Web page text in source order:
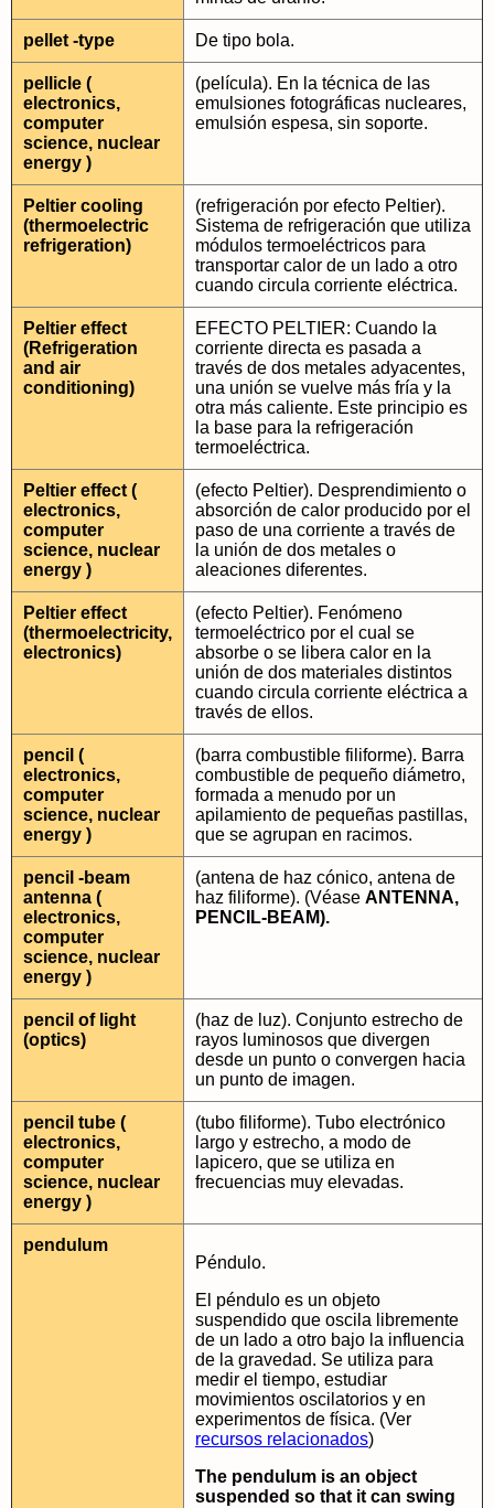
pellet -type De tipo bola.
pellicle (
electronics,
computer
science, nuclear
energy )
(película). En la técnica de las
emulsiones fotográficas nucleares,
emulsión espesa, sin soporte.
Peltier cooling
(thermoelectric
refrigeration)
(refrigeración por efecto Peltier).
Sistema de refrigeración que utiliza
módulos termoeléctricos para
transportar calor de un lado a otro
cuando circula corriente eléctrica.
Peltier effect
(Refrigeration
and air
conditioning)
EFECTO PELTIER: Cuando la
corriente directa es pasada a
través de dos metales adyacentes,
una unión se vuelve más fría y la
otra más caliente. Este principio es
la base para la refrigeración
termoeléctrica.
Peltier effect (
electronics,
computer
science, nuclear
energy )
(efecto Peltier). Desprendimiento o
absorción de calor producido por el
paso de una corriente a través de
la unión de dos metales o
aleaciones diferentes.
Peltier effect
(thermoelectricity,
electronics)
(efecto Peltier). Fenómeno
termoeléctrico por el cual se
absorbe o se libera calor en la
unión de dos materiales distintos
cuando circula corriente eléctrica a
través de ellos.
pencil (
electronics,
computer
science, nuclear
energy )
(barra combustible filiforme). Barra
combustible de pequeño diámetro,
formada a menudo por un
apilamiento de pequeñas pastillas,
que se agrupan en racimos.
pencil -beam
antenna (
electronics,
computer
science, nuclear
energy )
(antena de haz cónico, antena de
haz filiforme). (Véase ANTENNA,
PENCIL-BEAM).
pencil of light
(optics)
(haz de luz). Conjunto estrecho de
rayos luminosos que divergen
desde un punto o convergen hacia
un punto de imagen.
pencil tube (
electronics,
computer
science, nuclear
energy )
(tubo filiforme). Tubo electrónico
largo y estrecho, a modo de
lapicero, que se utiliza en
frecuencias muy elevadas.
pendulum
Péndulo.
El péndulo es un objeto
suspendido que oscila libremente
de un lado a otro bajo la influencia
de la gravedad. Se utiliza para
medir el tiempo, estudiar
movimientos oscilatorios y en
experimentos de física. (Ver
recursos relacionados)
The pendulum is an object
suspended so that it can swing